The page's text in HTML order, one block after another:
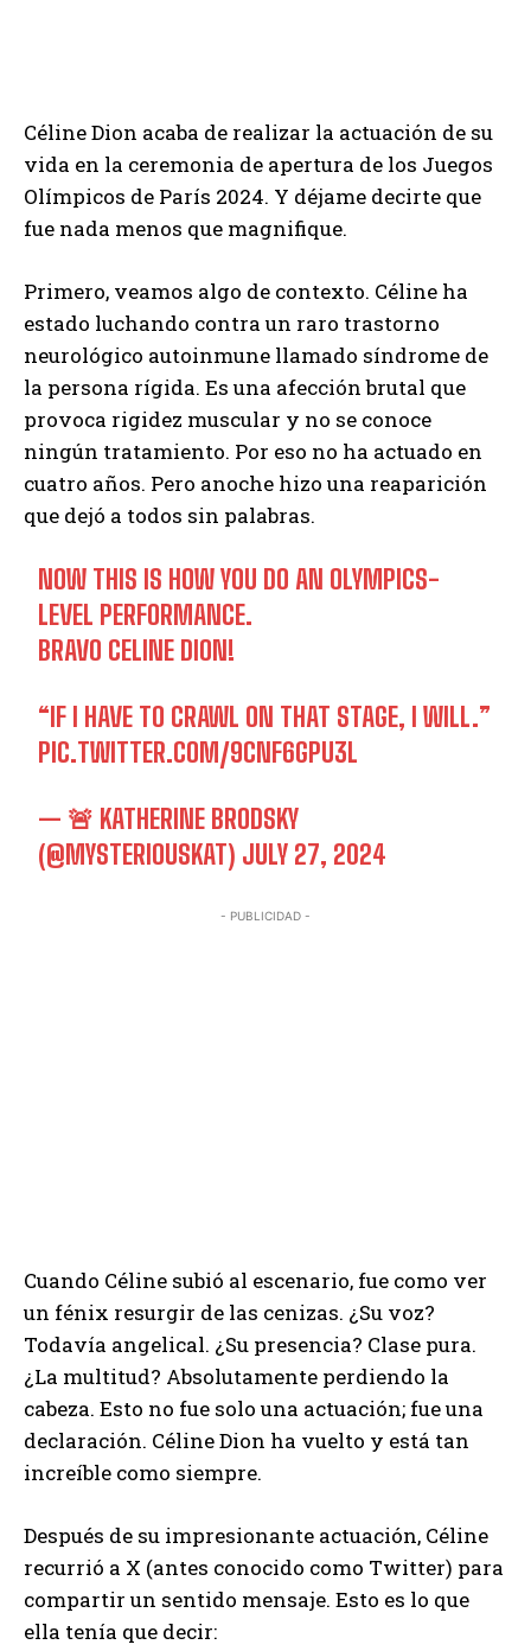
Céline Dion acaba de realizar la actuación de su
vida en la ceremonia de apertura de los Juegos
Olímpicos de París 2024. Y déjame decirte que
fue nada menos que magnifique.
Primero, veamos algo de contexto. Céline ha
estado luchando contra un raro trastorno
neurológico autoinmune llamado síndrome de
la persona rígida. Es una afección brutal que
provoca rigidez muscular y no se conoce
ningún tratamiento. Por eso no ha actuado en
cuatro años. Pero anoche hizo una reaparición
que dejó a todos sin palabras.
NOW THIS IS HOW YOU DO AN OLYMPICS-
LEVEL PERFORMANCE.
BRAVO CELINE DION!
“IF I HAVE TO CRAWL ON THAT STAGE, I WILL.”
PIC.TWITTER.COM/9CNF6GPU3L
— 🚨 KATHERINE BRODSKY
(@MYSTERIOUSKAT) JULY 27, 2024
- PUBLICIDAD -
Cuando Céline subió al escenario, fue como ver
un fénix resurgir de las cenizas. ¿Su voz?
Todavía angelical. ¿Su presencia? Clase pura.
¿La multitud? Absolutamente perdiendo la
cabeza. Esto no fue solo una actuación; fue una
declaración. Céline Dion ha vuelto y está tan
increíble como siempre.
Después de su impresionante actuación, Céline
recurrió a X (antes conocido como Twitter) para
compartir un sentido mensaje. Esto es lo que
ella tenía que decir: